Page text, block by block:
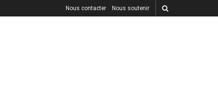
Nous contacter Nous soutenir